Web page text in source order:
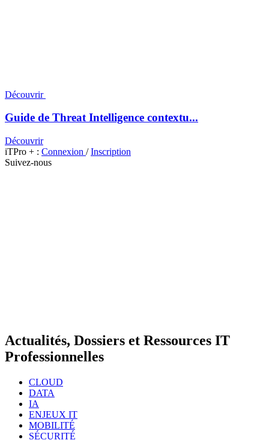
Découvrir
Guide de Threat Intelligence contextu...
Découvrir
iTPro + : Connexion /Inscription
Suivez-nous
Actualités, Dossiers et Ressources IT
Professionnelles
CLOUD
DATA
IA
ENJEUX IT
MOBILITÉ
SÉCURITÉ